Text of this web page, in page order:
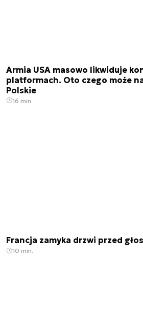
Armia USA masowo likwiduje
platformach. Oto czego może
Polskie
16 min.
Francja zamyka drzwi przed
10 min.